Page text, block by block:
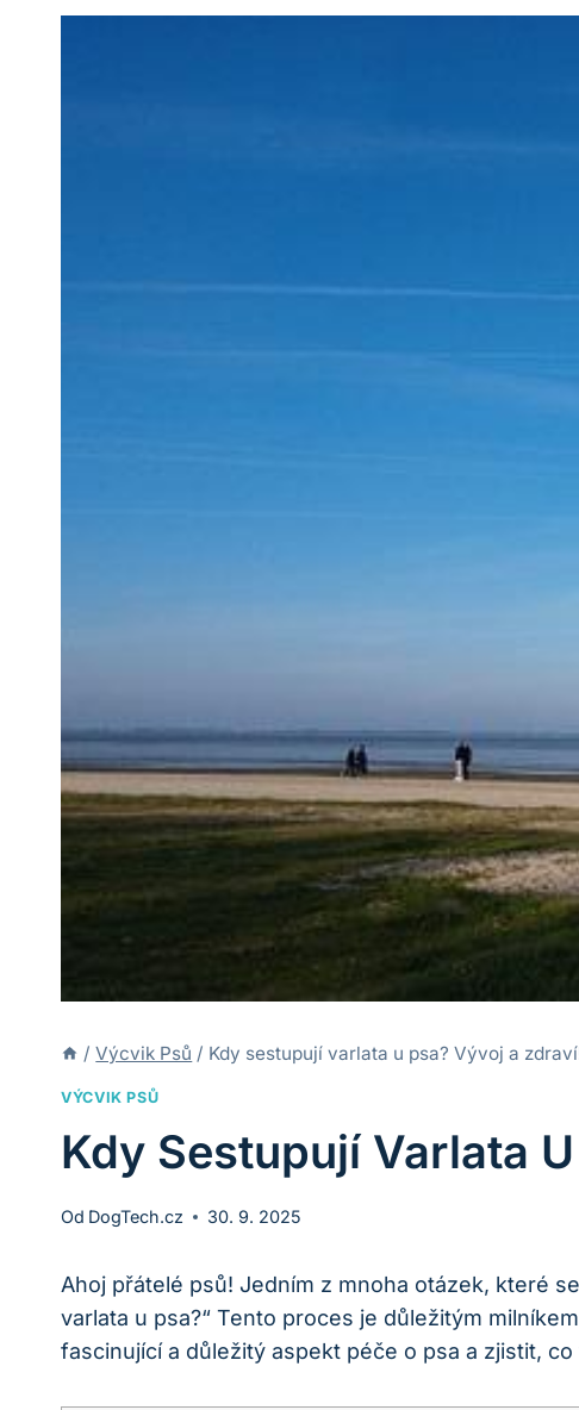
/ Výcvik Psů / Kdy sestupují varlata u psa? Vývoj a
VÝCVIK PSŮ
Kdy Sestupují Varlata
Od DogTech.cz 30. 9. 2025
Ahoj přátelé psů! Jedním z mnoha otázek, které
varlata u psa?“ Tento proces je důležitým
fascinující a důležitý aspekt péče o psa a zjistit,